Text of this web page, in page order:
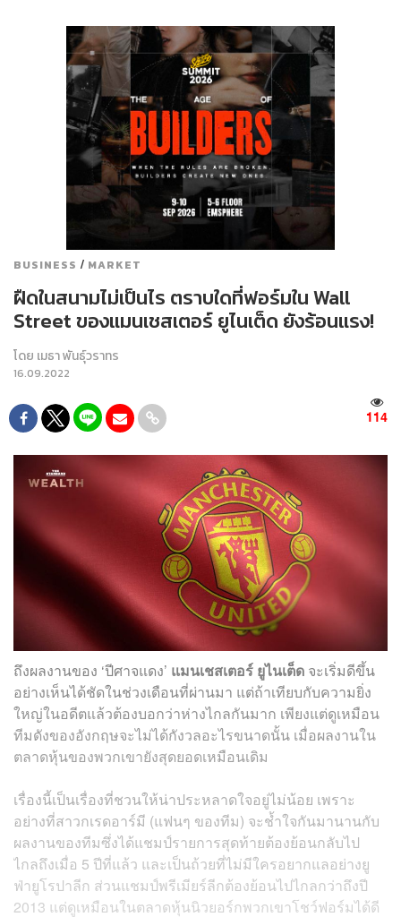
BUSINESS / MARKET
ฝืดในสนามไม่เป็นไร ตราบใดที่ฟอร์มใน Wall
Street ของแมนเชสเตอร์ ยูไนเต็ด ยังร้อนแรง!
โดย เมธา พันธุ์วราทร
16.09.2022
114
ถึงผลงานของ ‘ปีศาจแดง’ แมนเชสเตอร์ ​ยูไนเต็ด จะเริ่มดีขึ้น
อย่างเห็นได้ชัดในช่วงเดือนที่ผ่านมา แต่ถ้าเทียบกับความยิ่ง
ใหญ่ในอดีตแล้วต้องบอกว่าห่างไกลกันมาก เพียงแต่ดูเหมือน
ทีมดังของอังกฤษจะไม่ได้กังวลอะไรขนาดนั้น เมื่อผลงานใน
ตลาดหุ้นของพวกเขายังสุดยอดเหมือนเดิม
เรื่องนี้เป็นเรื่องที่ชวนให้น่าประหลาดใจอยู่ไม่น้อย เพราะ
อย่างที่สาวกเรดอาร์มี (แฟนๆ ของทีม) จะช้ำใจกันมานานกับ
ผลงานของทีมซึ่งได้แชมป์รายการสุดท้ายต้องย้อนกลับไป
ไกลถึงเมื่อ 5 ปีที่แล้ว และเป็นถ้วยที่ไม่มีใครอยากแลอย่างยู
ฟ่ายูโรปาลีก ส่วนแชมป์พรีเมียร์ลีกต้องย้อนไปไกลกว่าถึงปี
2013 แต่ดูเหมือนในตลาดหุ้นนิวยอร์กพวกเขาโชว์ฟอร์มได้ดี